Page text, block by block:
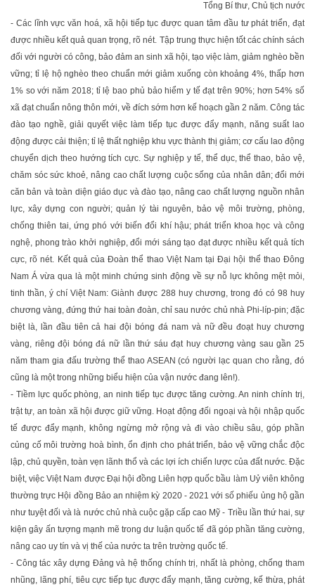
Tổng Bí thư, Chủ tịch nước
- Các lĩnh vực văn hoá, xã hội tiếp tục được quan tâm đầu tư phát triển, đạt
được nhiều kết quả quan trọng, rõ nét. Tập trung thực hiện tốt các chính sách
đối với người có công, bảo đảm an sinh xã hội, tạo việc làm, giảm nghèo bền
vững; tỉ lệ hộ nghèo theo chuẩn mới giảm xuống còn khoảng 4%, thấp hơn
1% so với năm 2018; tỉ lệ bao phủ bảo hiểm y tế đạt trên 90%; hơn 54% số
xã đạt chuẩn nông thôn mới, về đích sớm hơn kế hoạch gần 2 năm. Công tác
đào tạo nghề, giải quyết việc làm tiếp tục được đẩy mạnh, năng suất lao
động được cải thiện; tỉ lệ thất nghiệp khu vực thành thị giảm; cơ cấu lao động
chuyển dịch theo hướng tích cực. Sự nghiệp y tế, thể dục, thể thao, bảo vệ,
chăm sóc sức khoẻ, nâng cao chất lượng cuộc sống của nhân dân; đổi mới
căn bản và toàn diện giáo dục và đào tạo, nâng cao chất lượng nguồn nhân
lực, xây dựng con người; quản lý tài nguyên, bảo vệ môi trường, phòng,
chống thiên tai, ứng phó với biến đổi khí hậu; phát triển khoa học và công
nghệ, phong trào khởi nghiệp, đổi mới sáng tạo đạt được nhiều kết quả tích
cực, rõ nét. Kết quả của Đoàn thể thao Việt Nam tại Đại hội thể thao Đông
Nam Á vừa qua là một minh chứng sinh động về sự nỗ lực không mệt mỏi,
tinh thần, ý chí Việt Nam: Giành được 288 huy chương, trong đó có 98 huy
chương vàng, đứng thứ hai toàn đoàn, chỉ sau nước chủ nhà Phi-líp-pin; đặc
biệt là, lần đầu tiên cả hai đội bóng đá nam và nữ đều đoạt huy chương
vàng, riêng đội bóng đá nữ lần thứ sáu đạt huy chương vàng sau gần 25
năm tham gia đấu trường thể thao ASEAN (có người lạc quan cho rằng, đó
cũng là một trong những biểu hiện của vận nước đang lên!).
- Tiềm lực quốc phòng, an ninh tiếp tục được tăng cường. An ninh chính trị,
trật tự, an toàn xã hội được giữ vững. Hoạt động đối ngoại và hội nhập quốc
tế được đẩy mạnh, không ngừng mở rộng và đi vào chiều sâu, góp phần
củng cố môi trường hoà bình, ổn định cho phát triển, bảo vệ vững chắc độc
lập, chủ quyền, toàn vẹn lãnh thổ và các lợi ích chiến lược của đất nước. Đặc
biệt, việc Việt Nam được Đại hội đồng Liên hợp quốc bầu làm Uỷ viên không
thường trực Hội đồng Bảo an nhiệm kỳ 2020 - 2021 với số phiếu ủng hộ gần
như tuyệt đối và là nước chủ nhà cuộc gặp cấp cao Mỹ - Triều lần thứ hai, sự
kiện gây ấn tượng mạnh mẽ trong dư luận quốc tế đã góp phần tăng cường,
nâng cao uy tín và vị thế của nước ta trên trường quốc tế.
- Công tác xây dựng Đảng và hệ thống chính trị, nhất là phòng, chống tham
nhũng, lãng phí, tiêu cực tiếp tục được đẩy mạnh, tăng cường, kế thừa, phát